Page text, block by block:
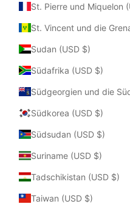
St. Pierre und Miquelon
St. Vincent und die
Sudan (USD $)
Südafrika (USD $)
Südgeorgien und die
Südkorea (USD $)
Südsudan (USD $)
Suriname (USD $)
Tadschikistan (USD $)
Taiwan (USD $)